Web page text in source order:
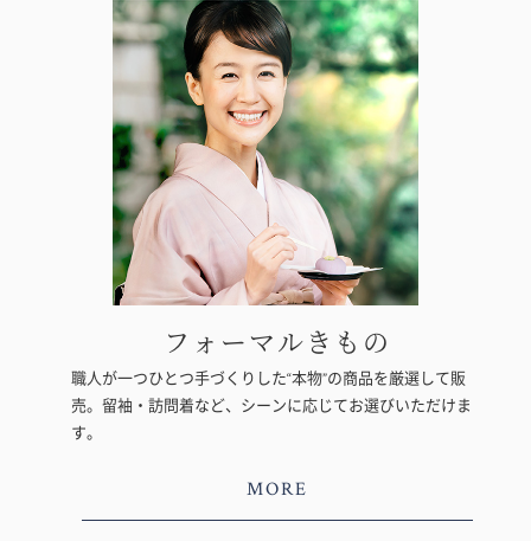
フォーマルきもの
職人が一つひとつ手づくりした“本物”の商品を厳選して販
売。留袖・訪問着など、シーンに応じてお選びいただけま
す。
MORE